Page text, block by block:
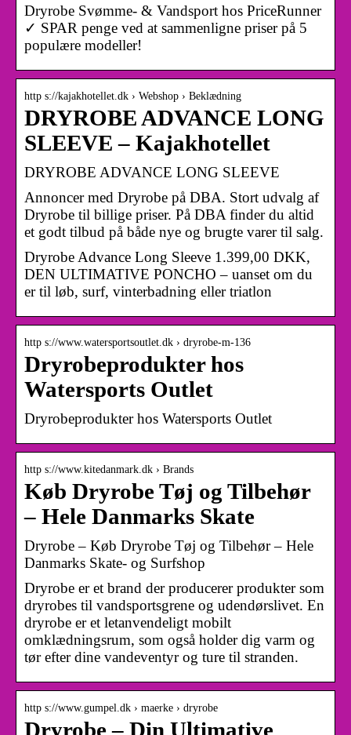
Dryrobe Svømme- & Vandsport hos PriceRunner
✓ SPAR penge ved at sammenligne priser på 5
populære modeller!
http s://kajakhotellet.dk › Webshop › Beklædning
DRYROBE ADVANCE LONG
SLEEVE – Kajakhotellet
DRYROBE ADVANCE LONG SLEEVE
Annoncer med Dryrobe på DBA. Stort udvalg af
Dryrobe til billige priser. På DBA finder du altid
et godt tilbud på både nye og brugte varer til salg.
Dryrobe Advance Long Sleeve 1.399,00 DKK,
DEN ULTIMATIVE PONCHO – uanset om du
er til løb, surf, vinterbadning eller triatlon
http s://www.watersportsoutlet.dk › dryrobe-m-136
Dryrobeprodukter hos
Watersports Outlet
Dryrobeprodukter hos Watersports Outlet
http s://www.kitedanmark.dk › Brands
Køb Dryrobe Tøj og Tilbehør
– Hele Danmarks Skate
Dryrobe – Køb Dryrobe Tøj og Tilbehør – Hele
Danmarks Skate- og Surfshop
Dryrobe er et brand der producerer produkter som
dryrobes til vandsportsgrene og udendørslivet. En
dryrobe er et letanvendeligt mobilt
omklædningsrum, som også holder dig varm og
tør efter dine vandeventyr og ture til stranden.
http s://www.gumpel.dk › maerke › dryrobe
Dryrobe – Din Ultimative